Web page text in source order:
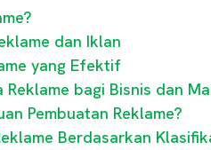
dan Iklan
yang Efektif
Reklame bagi Bisnis dan
Pembuatan Reklame?
Berdasarkan